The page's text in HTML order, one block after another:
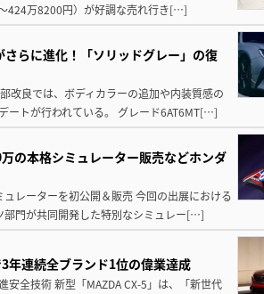
424万8200円）が好調な売れ行き[…]
らに進化！「ソリッドグレー」の復
改良では、ボディカラーの追加や内装質感の
ートが行われている。 グレード6AT6MT[…]
の本格シミュレーター販売などホンダ
レーターを初公開＆販売 今回の出展における
部門が共同開発した特別なシミュレー[…]
年連続全ブランド1位の偉業達成
安全技術 新型「MAZDA CX-5」は、「新世代